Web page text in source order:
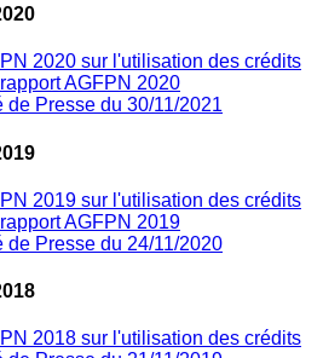
2020 sur l'utilisation des crédits
AGFPN 2020
de Presse du 30/11/2021
2019 sur l'utilisation des crédits
AGFPN 2019
de Presse du 24/11/2020
2018 sur l'utilisation des crédits